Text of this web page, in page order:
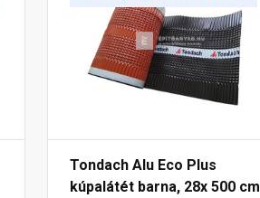
Tondach Alu Eco Plus
kúpalátét barna, 28x 500 cm